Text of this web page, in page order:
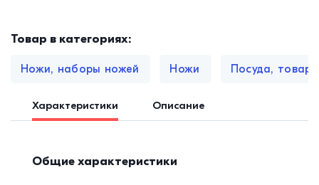
Товар в категориях:
Ножи, наборы ножей Ножи Посуда,
Характеристики Описание
Общие характеристики